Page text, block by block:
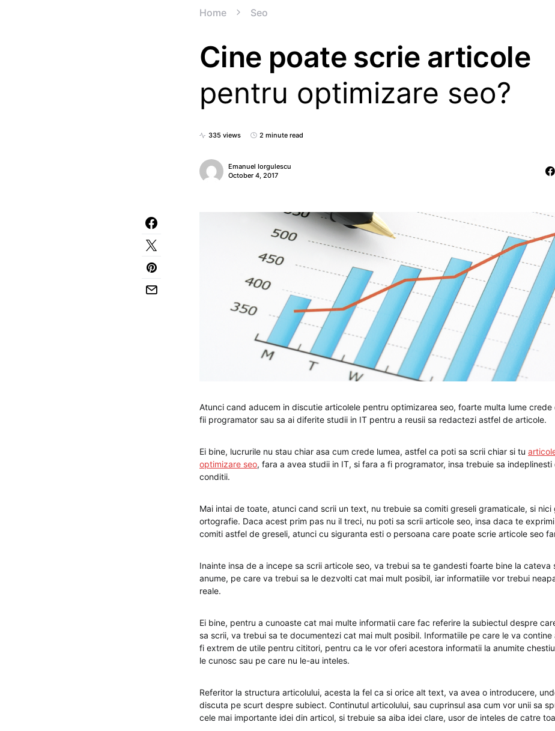
Home Seo
Cine poate scrie articole
pentru optimizare seo?
335 views 2 minute read
Emanuel Iorgulescu
October 4, 2017
Atunci cand aducem in discutie articolele pentru optimizarea seo, foarte multa lume crede
fii programator sau sa ai diferite studii in IT pentru a reusii sa redactezi astfel de articole.
Ei bine, lucrurile nu stau chiar asa cum crede lumea, astfel ca poti sa scrii chiar si tu
optimizare seo, fara a avea studii in IT, si fara a fi programator, insa trebuie sa indeplinesti
conditii.
Mai intai de toate, atunci cand scrii un text, nu trebuie sa comiti greseli gramaticale, si nici
ortografie. Daca acest prim pas nu il treci, nu poti sa scrii articole seo, insa daca te
comiti astfel de greseli, atunci cu siguranta esti o persoana care poate scrie articole seo
Inainte insa de a incepe sa scrii articole seo, va trebui sa te gandesti foarte bine la cateva
anume, pe care va trebui sa le dezvolti cat mai mult posibil, iar informatiile vor trebui
reale.
Ei bine, pentru a cunoaste cat mai multe informatii care fac referire la subiectul despre
sa scrii, va trebui sa te documentezi cat mai mult posibil. Informatiile pe care le va contine
fi extrem de utile pentru cititori, pentru ca le vor oferi acestora informatii la anumite
le cunosc sau pe care nu le-au inteles.
Referitor la structura articolului, acesta la fel ca si orice alt text, va avea o introducere,
discuta pe scurt despre subiect. Continutul articolului, sau cuprinsul asa cum vor unii sa
cele mai importante idei din articol, si trebuie sa aiba idei clare, usor de inteles de catre